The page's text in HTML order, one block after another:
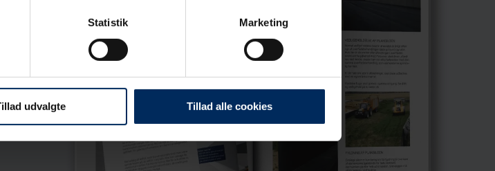
Statistik Marketing
udvalgte Tillad alle cookies